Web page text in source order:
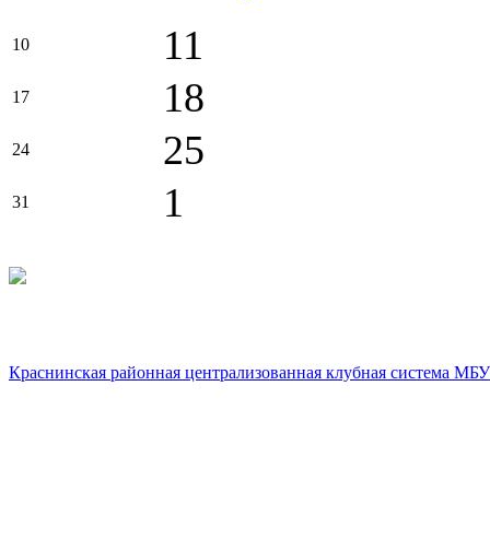
10 11
17 18
24 25
31 1
Краснинская районная централизованная клубная система